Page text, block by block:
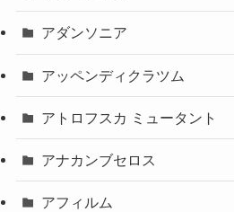
アダンソニア
アッペンディクラツム
アトロフスカ ミュータント
アナカンブセロス
アフィルム